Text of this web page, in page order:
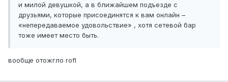
и милой девушкой, а в ближайшем подъезде с
друзьями, которые присоединятся к вам онлайн –
«непередаваемое удовольствие» , хотя сетевой бар
тоже имеет место быть.
вообще отожгло rofl